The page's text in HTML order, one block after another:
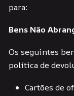
para:
Bens Não
Os seguintes
política de
Cartões de